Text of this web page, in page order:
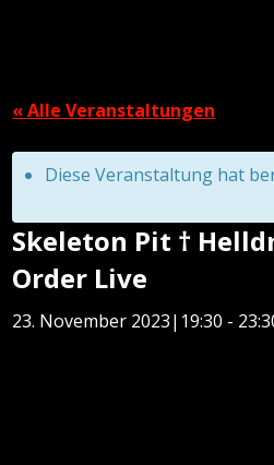
« Alle Veranstaltungen
Diese Veranstaltung hat
Skeleton Pit †
Order Live
23. November 2023|19:30 -